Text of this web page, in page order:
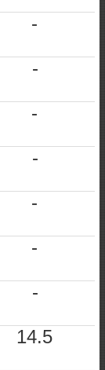
-
-
-
-
-
-
-
14.5